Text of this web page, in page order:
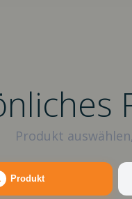
Produkt
Produkt